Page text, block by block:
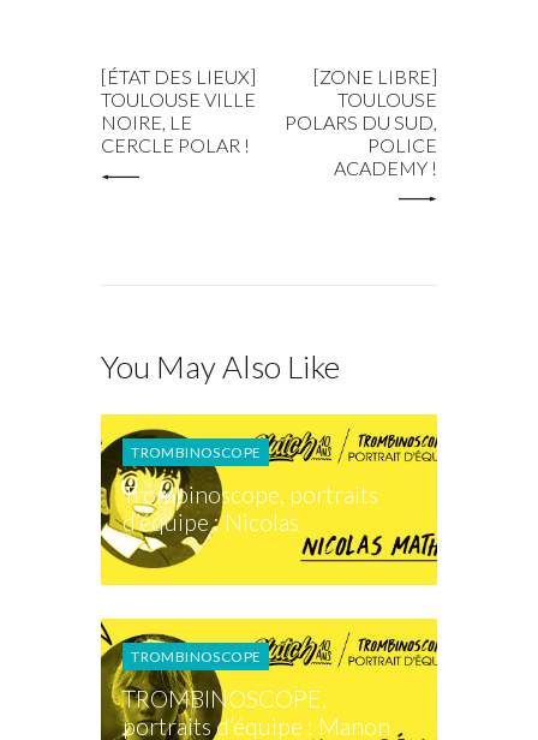
[ÉTAT DES LIEUX]
TOULOUSE VILLE
NOIRE, LE
CERCLE POLAR !
[ZONE LIBRE]
TOULOUSE
POLARS DU SUD,
POLICE
ACADEMY !
You May Also Like
TROMBINOSCOPE
Trombinoscope, portraits
d’équipe : Nicolas
TROMBINOSCOPE
TROMBINOSCOPE,
portraits d’équipe : Manon